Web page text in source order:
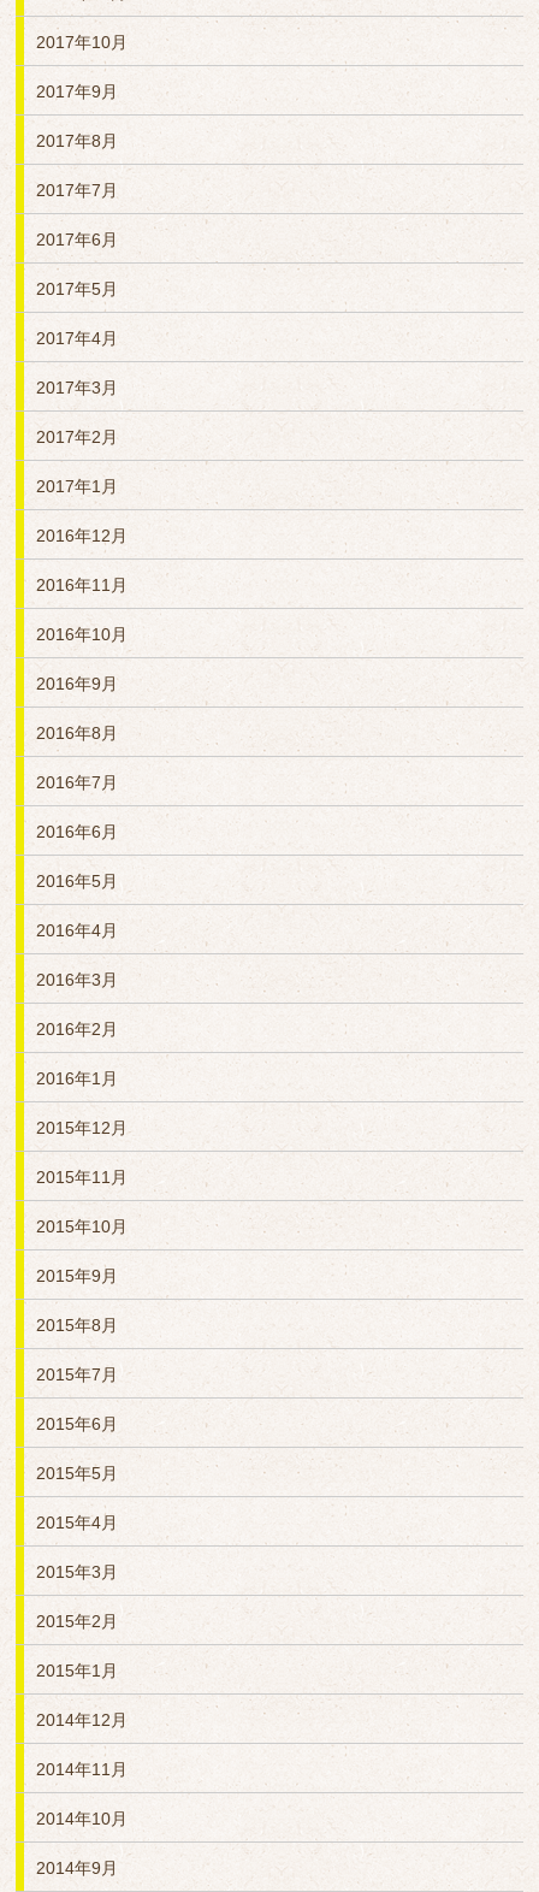
2017年10月
2017年9月
2017年8月
2017年7月
2017年6月
2017年5月
2017年4月
2017年3月
2017年2月
2017年1月
2016年12月
2016年11月
2016年10月
2016年9月
2016年8月
2016年7月
2016年6月
2016年5月
2016年4月
2016年3月
2016年2月
2016年1月
2015年12月
2015年11月
2015年10月
2015年9月
2015年8月
2015年7月
2015年6月
2015年5月
2015年4月
2015年3月
2015年2月
2015年1月
2014年12月
2014年11月
2014年10月
2014年9月